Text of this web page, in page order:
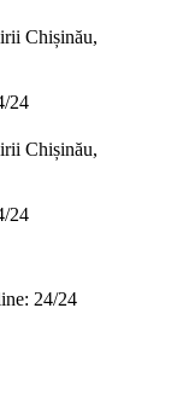
Chișinău,
24
Chișinău,
24
24/24